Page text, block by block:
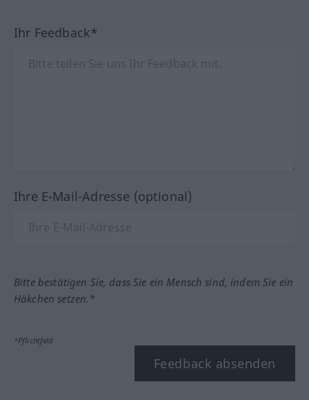
Ihr Feedback*
Ihre E-Mail-Adresse (optional)
Bitte bestätigen Sie, dass Sie ein Mensch sind, indem Sie ein
Häkchen setzen.*
*Pflichtfeld
Feedback absenden